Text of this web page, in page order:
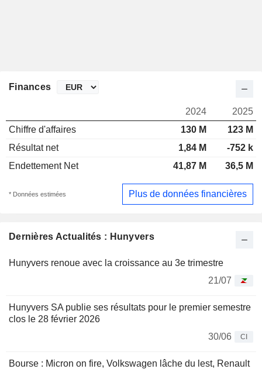
Dernières Actualités : Hunyvers
Hunyvers renoue avec la croissance au 3e trimestre
21/07
Hunyvers SA publie ses résultats pour le premier semestre
clos le 28 février 2026
30/06
CI
Bourse : Micron on fire, Volkswagen lâche du lest, Renault
Finances
2024
2025
Chiffre d'affaires
130 M
123 M
Résultat net
1,84 M
-752 k
Endettement Net
41,87 M 36,5 M
* Données estimées Plus de données financières